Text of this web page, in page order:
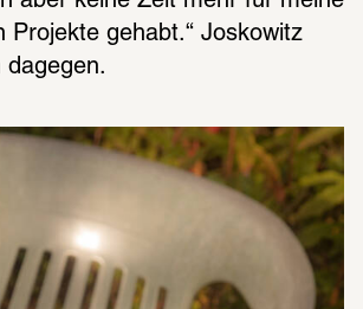
Projekte gehabt.“ Joskowitz
dagegen.